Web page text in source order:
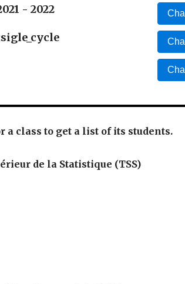
- 2022
a class to get a list of its students.
de la Statistique (TSS)